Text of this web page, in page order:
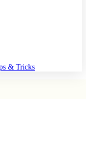
& Tricks